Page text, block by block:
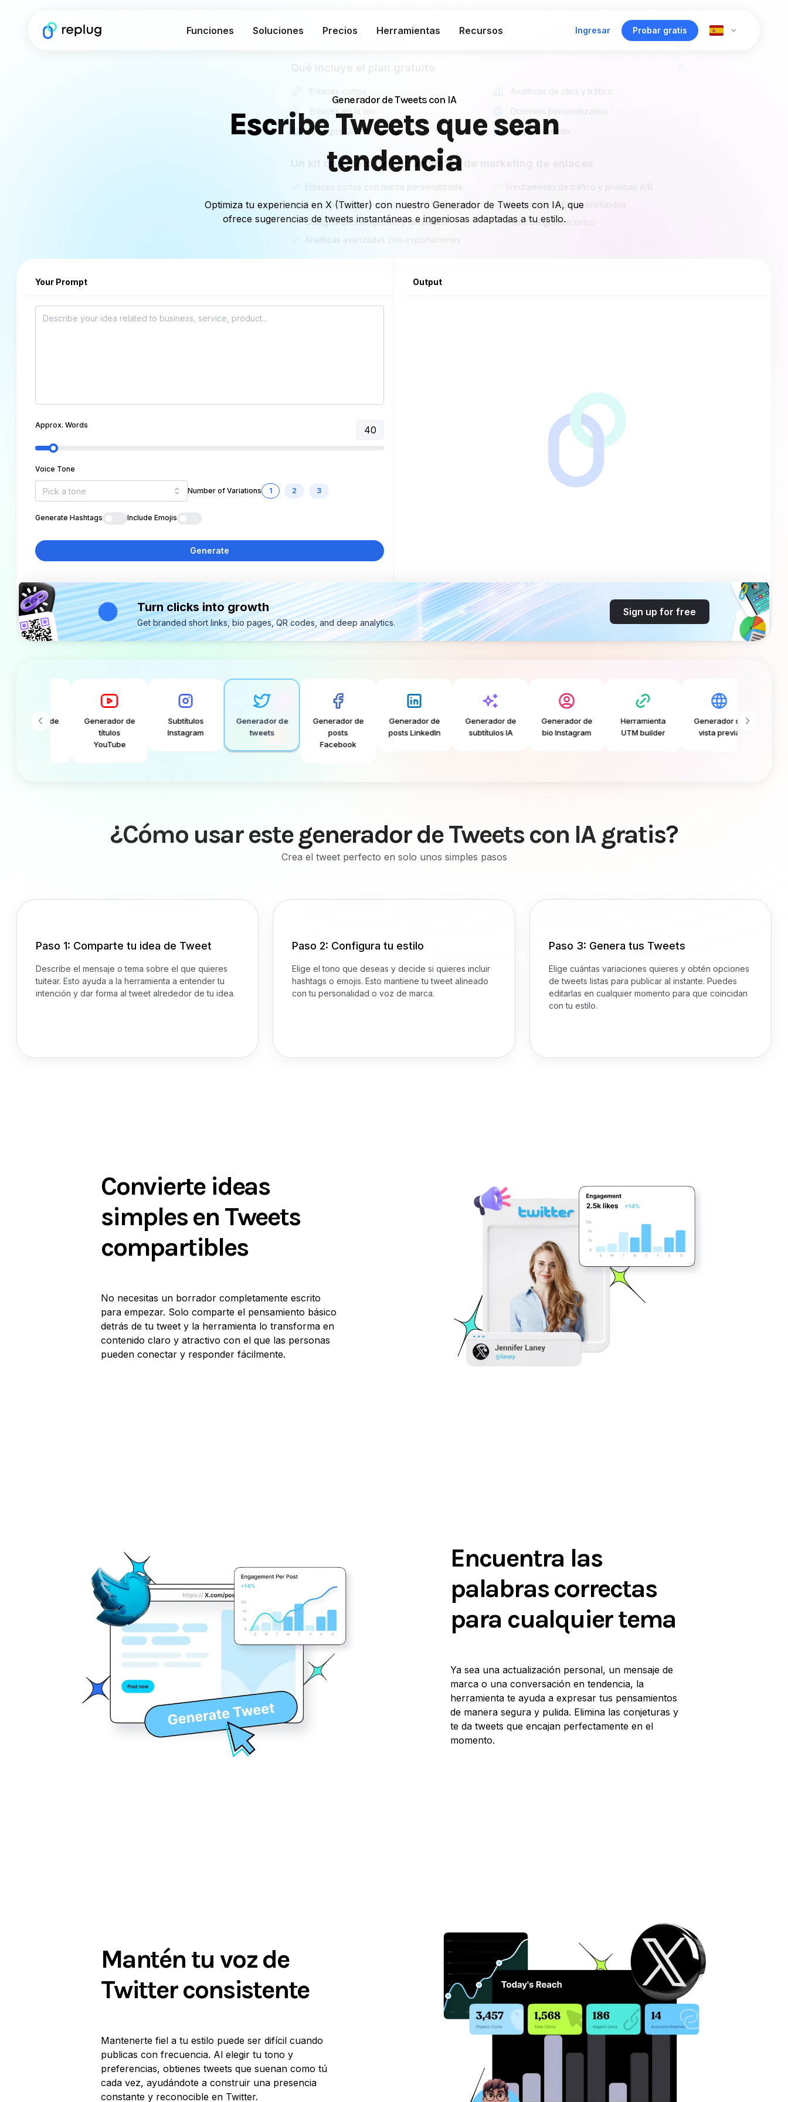
Funciones Soluciones Precios Herramientas Recursos Ingresar Probar gratis
Enlaces cortos
Enlaces en la bio
Códigos QR inteligentes
Analíticas de clics y tráfico
Dominios personalizados
Panel unificado
Un kit completo de herramientas de marketing de enlaces
Enlaces cortos con marca personalizada
Páginas bio para redes sociales y campañas
Códigos QR inteligentes y dinámicos
Analíticas avanzadas con exportaciones
Enrutamiento de tráfico y pruebas A/B
Soporte de enlaces profundos
Panel de gestión único
Generador de Tweets con IA
Escribe Tweets que sean
tendencia
Optimiza tu experiencia en X (Twitter) con nuestro Generador de Tweets con IA, que
ofrece sugerencias de tweets instantáneas e ingeniosas adaptadas a tu estilo.
Your Prompt
Approx. Words 40
Voice Tone
Number of Variations 1 2 3
Generate Hashtags Include Emojis
Generate
Output
Turn clicks into growth
Get branded short links, bio pages, QR codes, and deep analytics.
Sign up for free
Generador de
YouTube
Subtítulos
Instagram
Generador de
tweets
Generador de
Facebook
Generador de
posts LinkedIn
Generador de
subtítulos IA
Generador de
bio Instagram
Herramienta
UTM builder
Generador de
vista previa
Generador
¿Cómo usar este generador de Tweets con IA gratis?
Crea el tweet perfecto en solo unos simples pasos
Paso 1: Comparte tu idea de Tweet
Describe el mensaje o tema sobre el que quieres
tuitear. Esto ayuda a la herramienta a entender tu
intención y dar forma al tweet alrededor de tu idea.
Paso 2: Configura tu estilo
Elige el tono que deseas y decide si quieres incluir
hashtags o emojis. Esto mantiene tu tweet alineado
con tu personalidad o voz de marca.
Paso 3: Genera tus Tweets
Elige cuántas variaciones quieres y obtén opciones
de tweets listas para publicar al instante. Puedes
editarlas en cualquier momento para que coincidan
con tu estilo.
Convierte ideas
simples en Tweets
compartibles
No necesitas un borrador completamente escrito
para empezar. Solo comparte el pensamiento básico
detrás de tu tweet y la herramienta lo transforma en
contenido claro y atractivo con el que las personas
pueden conectar y responder fácilmente.
Encuentra las
palabras correctas
para cualquier tema
Ya sea una actualización personal, un mensaje de
marca o una conversación en tendencia, la
herramienta te ayuda a expresar tus pensamientos
de manera segura y pulida. Elimina las conjeturas y
te da tweets que encajan perfectamente en el
momento.
Mantén tu voz de
Twitter consistente
Mantenerte fiel a tu estilo puede ser difícil cuando
publicas con frecuencia. Al elegir tu tono y
preferencias, obtienes tweets que suenan como tú
cada vez, ayudándote a construir una presencia
constante y reconocible en Twitter.